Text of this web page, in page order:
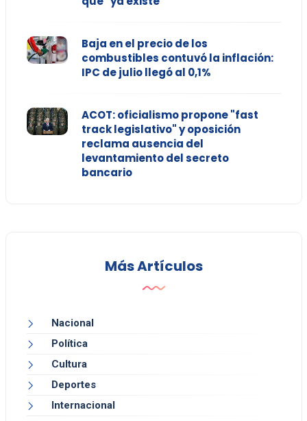
Baja en el precio de los
combustibles contuvó la inflación:
IPC de julio llegó al 0,1%
ACOT: oficialismo propone "fast
track legislativo" y oposición
reclama ausencia del
levantamiento del secreto
bancario
Más Artículos
Nacional
Política
Cultura
Deportes
Internacional